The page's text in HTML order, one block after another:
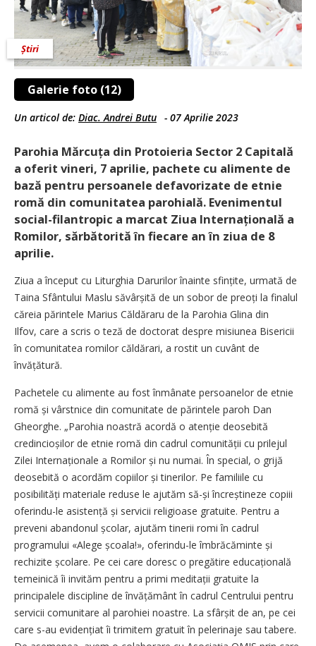
Galerie foto (12)
Știri
Un articol de: Diac. Andrei Butu - 07 Aprilie 2023
Parohia Mărcuța din Protoieria Sector 2 Capitală
a oferit vineri, 7 aprilie, pachete cu alimente de
bază pentru persoanele defavorizate de etnie
romă din comunitatea parohială. Evenimentul
social-filantropic a marcat ­Ziua Internațională a
Romilor, sărbătorită în fiecare an în ziua de 8
aprilie.
Ziua a început cu Liturghia Darurilor înainte sfințite, urmată de
Taina Sfântului Maslu săvârșită de un sobor de preoți la finalul
căreia părintele Marius Căldăraru de la Parohia Glina din
Ilfov, care a scris o teză de doctorat despre misiunea Bisericii
în comunitatea romilor căldărari, a rostit un cuvânt de
învățătură.
Pachetele cu alimente au fost înmânate persoanelor de etnie
romă și vârstnice din comunitate de părintele paroh Dan
Gheorghe. „Parohia noastră acordă o atenție deosebită
credincioșilor de etnie romă din cadrul comunității cu prilejul
Zilei Internaționale a Romilor și nu numai. În special, o grijă
deosebită o acordăm copiilor și tinerilor. Pe familiile cu
posibilități materiale reduse le ajutăm să-și încreștineze copiii
oferindu-le asistență și servicii religioase gratuite. Pentru a
preveni abandonul școlar, ajutăm tinerii romi în cadrul
programului «Alege școala!», oferindu-le îmbrăcăminte și
rechizite școlare. Pe cei care doresc o pregătire educațională
temeinică îi invităm pentru a primi meditații gratuite la
principalele discipline de învățământ în cadrul Centrului pentru
servicii comunitare al parohiei noastre. La sfârșit de an, pe cei
care s-au evidențiat îi trimitem gratuit în pelerinaje sau tabere.